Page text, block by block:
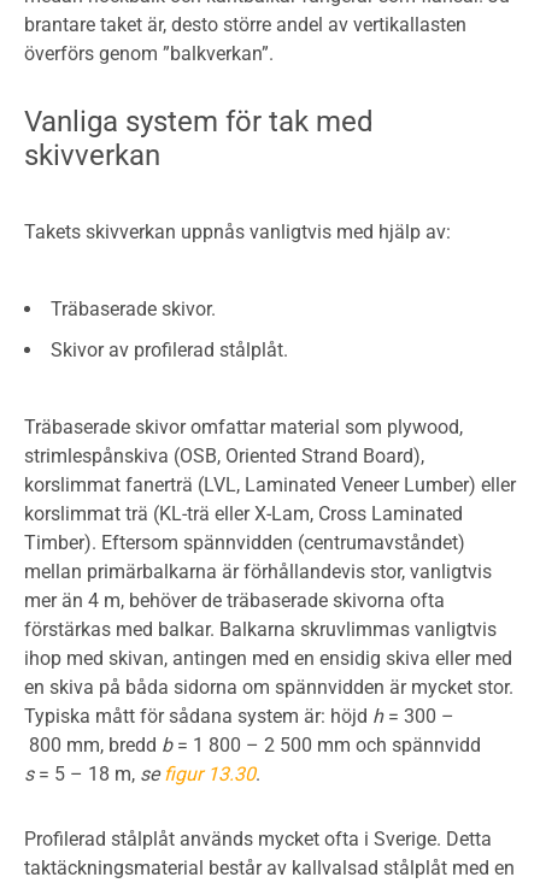
brantare taket är, desto större andel av vertikallasten
överförs genom ”balkverkan”.
Vanliga system för tak med
skivverkan
Takets skivverkan uppnås vanligtvis med hjälp av:
Träbaserade skivor.
Skivor av profilerad stålplåt.
Träbaserade skivor omfattar material som plywood,
strimlespånskiva (OSB, Oriented Strand Board),
korslimmat fanerträ (LVL, Laminated Veneer Lumber) eller
korslimmat trä (KL-trä eller X-Lam, Cross Laminated
Timber). Eftersom spännvidden (centrumavståndet)
mellan primärbalkarna är förhållandevis stor, vanligtvis
mer än 4 m, behöver de träbaserade skivorna ofta
förstärkas med balkar. Balkarna skruvlimmas vanligtvis
ihop med skivan, antingen med en ensidig skiva eller med
en skiva på båda sidorna om spännvidden är mycket stor.
Typiska mått för sådana system är: höjd h = 300 –
800 mm, bredd b = 1 800 – 2 500 mm och spännvidd
s = 5 – 18 m, sefigur 13.30.
Profilerad stålplåt används mycket ofta i Sverige. Detta
taktäckningsmaterial består av kallvalsad stålplåt med en